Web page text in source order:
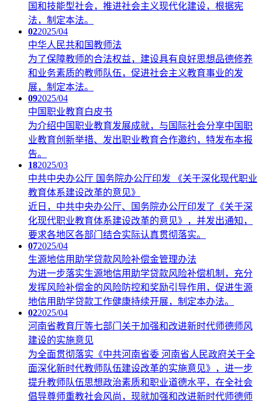
国和技能型社会，推进社会主义现代化建设，根据宪
法，制定本法。
022025/04
中华人民共和国教师法
为了保障教师的合法权益，建设具有良好思想品德修养
和业务素质的教师队伍，促进社会主义教育事业的发
展，制定本法。
092025/04
中国职业教育白皮书
为介绍中国职业教育发展成就，与国际社会分享中国职
业教育创新举措、发出职业教育合作邀约，特发布本报
告。
182025/03
中共中央办公厅 国务院办公厅印发 《关于深化现代职业
教育体系建设改革的意见》
近日，中共中央办公厅、国务院办公厅印发了《关于深
化现代职业教育体系建设改革的意见》，并发出通知，
要求各地区各部门结合实际认真贯彻落实。
072025/04
生源地信用助学贷款风险补偿金管理办法
为进一步落实生源地信用助学贷款风险补偿机制，充分
发挥风险补偿金的风险防控和奖励引导作用，促进生源
地信用助学贷款工作健康持续开展，制定本办法。
022025/04
河南省教育厅等七部门关于加强和改进新时代师德师风
建设的实施意见
为全面贯彻落实《中共河南省委 河南省人民政府关于全
面深化新时代教师队伍建设改革的实施意见》，进一步
提升教师队伍思想政治素质和职业道德水平，在全社会
倡导尊师重教社会风尚，现就加强和改进新时代师德师